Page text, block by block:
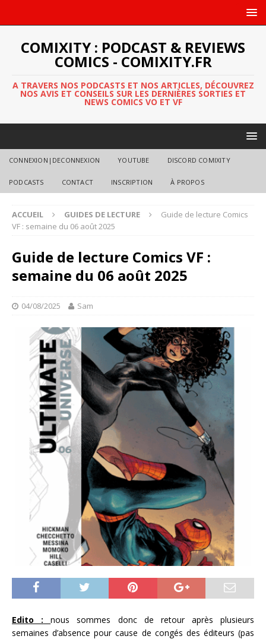
COMIXITY : PODCAST & REVIEWS
COMICS - COMIXITY.FR
A TRAVERS NOS PODCASTS ET NOS ARTICLES, DÉCOUVREZ
NOS AVIS ET CONSEILS SUR LES DERNIÈRES SORTIES ET
NEWS COMICS VO ET VF
CONNEXION|DECONNEXION YOUTUBE DISCORD COMIXITY
PODCASTS CONTACT INSCRIPTION À PROPOS
ACCUEIL GUIDES DE LECTURE
Guide de lecture Comics
VF : semaine du 06 août 2025
Guide de lecture Comics VF :
semaine du 06 août 2025
04/08/2025 Sam
Edito :
nous sommes donc de retour après plusieurs
semaines d’absence pour cause de congés des éditeurs (pas